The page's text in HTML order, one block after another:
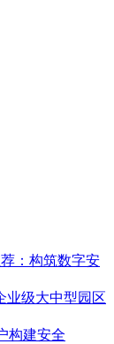
：构筑数字安
业级大中型园区
构建安全